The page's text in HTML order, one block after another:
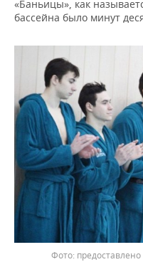
«Баньицы», как
бассейна было минут